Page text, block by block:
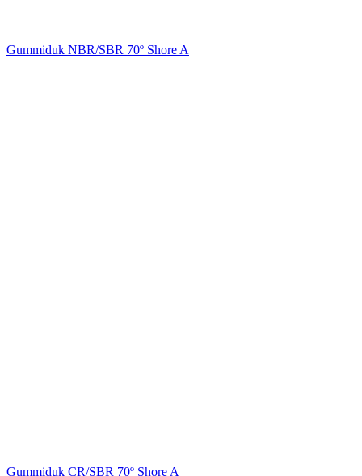
Gummiduk NBR/SBR 70º Shore A
Gummiduk CR/SBR 70º Shore A